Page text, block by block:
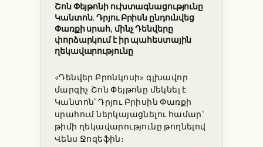
Շոն Փեյթոնի ուխտագնացությունը
Կանտոն. Դրյու Բրիսն ընդունվեց
Փառքի սրահ, մինչ Դենվերը
փորձարկում է իր պահեստային
ղեկավարությունը
«Դենվեր Բրոնկոսի» գլխավոր
մարզիչ Շոն Փեյթոնը մեկնել է
Կանտոն՝ Դրյու Բրիսին Փառքի
սրահում ներկայացնելու համար՝
թիմի ղեկավարությունը թողնելով
Վենս Ջոզեֆին։